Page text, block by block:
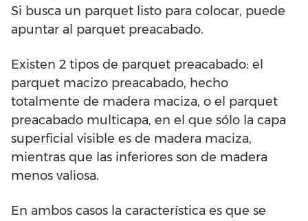
Si busca un parquet listo para colocar, puede
apuntar al parquet preacabado.
Existen 2 tipos de parquet preacabado: el
parquet macizo preacabado, hecho
totalmente de madera maciza, o el parquet
preacabado multicapa, en el que sólo la capa
superficial visible es de madera maciza,
mientras que las inferiores son de madera
menos valiosa.
En ambos casos la característica es que se